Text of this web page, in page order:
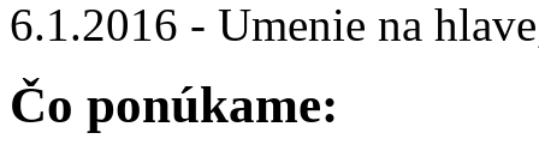
6.1.2016 - Umenie na
Čo ponúkame: